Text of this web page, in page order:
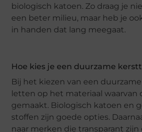
biologisch katoen. Zo draag je
een beter milieu, maar heb je
in handen dat lang meegaat.
Hoe kies je een duurzame
Bij het kiezen van een
letten op het materiaal waarvan
gemaakt. Biologisch katoen en
stoffen zijn goede opties.
naar merken die transparant zijn